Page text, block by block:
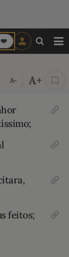
❤️
A- A+
feitos;